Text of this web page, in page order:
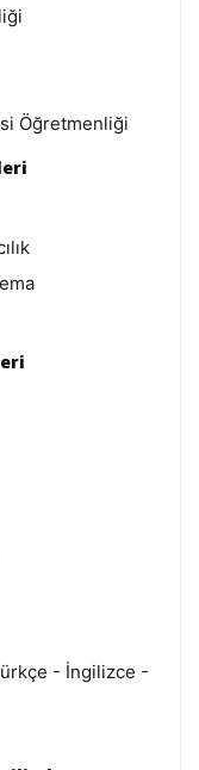
Öğretmenliği
- İngilizce -